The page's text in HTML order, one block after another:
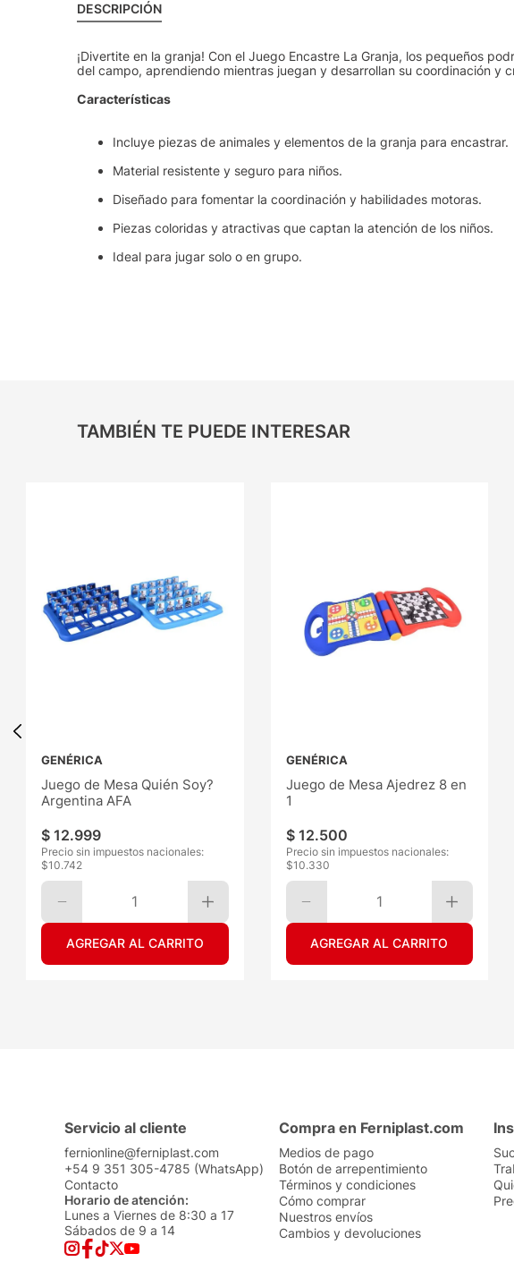
DESCRIPCIÓN
¡Divertite en la granja! Con el Juego Encastre La Granja, los pequeños
del campo, aprendiendo mientras juegan y desarrollan su coordinación y
Características
Incluye piezas de animales y elementos de la granja para encastrar.
Material resistente y seguro para niños.
Diseñado para fomentar la coordinación y habilidades motoras.
Piezas coloridas y atractivas que captan la atención de los niños.
Ideal para jugar solo o en grupo.
TAMBIÉN TE PUEDE INTERESAR
GENÉRICA
Juego de Mesa Quién Soy?
Argentina AFA
$ 12.999
Precio sin impuestos nacionales:
$10.742
1
AGREGAR AL CARRITO
GENÉRICA
Juego de Mesa Ajedrez 8 en
1
$ 12.500
Precio sin impuestos nacionales:
$10.330
1
AGREGAR AL CARRITO
Servicio al cliente
fernionline@ferniplast.com
+54 9 351 305-4785 (WhatsApp)
Contacto
Horario de atención:
Lunes a Viernes de 8:30 a 17
Sábados de 9 a 14
Compra en Ferniplast.com
Medios de pago
Botón de arrepentimiento
Términos y condiciones
Cómo comprar
Nuestros envíos
Cambios y devoluciones